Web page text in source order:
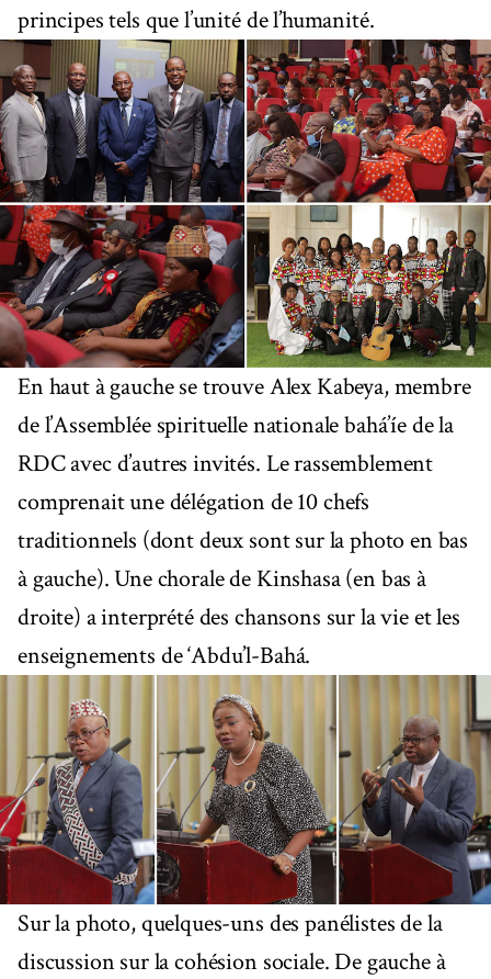
principes tels que l’unité de l’humanité.
En haut à gauche se trouve Alex Kabeya, membre
de l’Assemblée spirituelle nationale bahá’íe de la
RDC avec d’autres invités. Le rassemblement
comprenait une délégation de 10 chefs
traditionnels (dont deux sont sur la photo en bas
à gauche). Une chorale de Kinshasa (en bas à
droite) a interprété des chansons sur la vie et les
enseignements de ‘Abdu’l-Bahá.
Sur la photo, quelques-uns des panélistes de la
discussion sur la cohésion sociale. De gauche à